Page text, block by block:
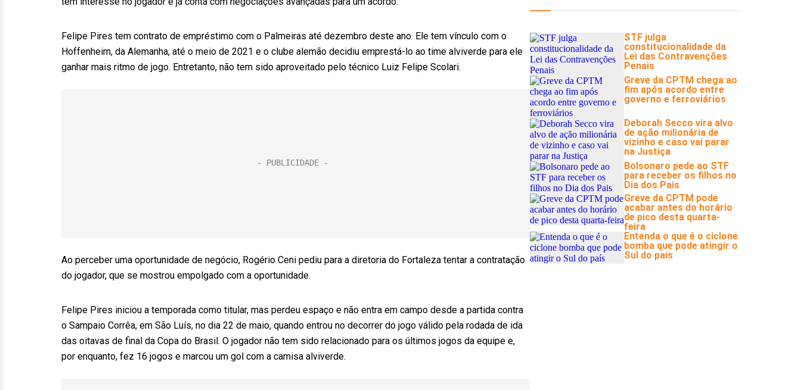
Felipe Pires tem contrato de empréstimo com o Palmeiras até dezembro deste ano. Ele tem vínculo com o
Hoffenheim, da Alemanha, até o meio de 2021 e o clube alemão decidiu emprestá-lo ao time alviverde para ele
ganhar mais ritmo de jogo. Entretanto, não tem sido aproveitado pelo técnico Luiz Felipe Scolari.
Ao perceber uma oportunidade de negócio, Rogério Ceni pediu para a diretoria do Fortaleza tentar a contratação
do jogador, que se mostrou empolgado com a oportunidade.
Felipe Pires iniciou a temporada como titular, mas perdeu espaço e não entra em campo desde a partida contra
o Sampaio Corrêa, em São Luís, no dia 22 de maio, quando entrou no decorrer do jogo válido pela rodada de ida
das oitavas de final da Copa do Brasil. O jogador não tem sido relacionado para os últimos jogos da equipe e,
por enquanto, fez 16 jogos e marcou um gol com a camisa alviverde.